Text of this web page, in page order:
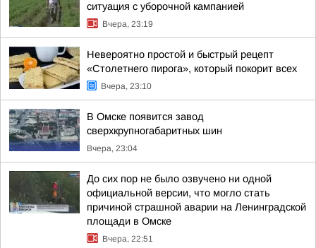
ситуация с уборочной кампанией
Вчера, 23:19
Невероятно простой и быстрый рецепт
«Столетнего пирога», который покорит всех
Вчера, 23:10
В Омске появится завод
сверхкрупногабаритных шин
Вчера, 23:04
До сих пор не было озвучено ни одной
официальной версии, что могло стать
причиной страшной аварии на Ленинградской
площади в Омске
Вчера, 22:51